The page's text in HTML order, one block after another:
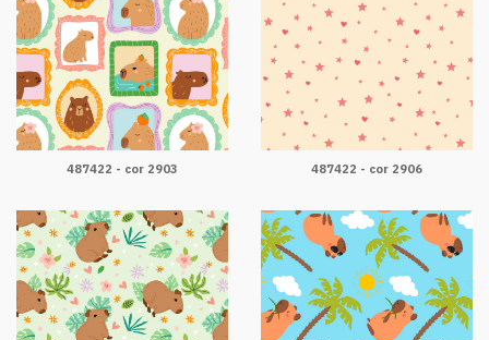
487422 - cor 2903 487422 - cor 2906